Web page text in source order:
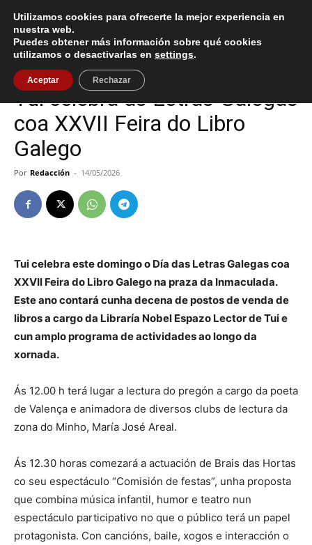
Inicio Tui
Tui
Tui celebra as Letras Galegas
coa XXVII Feira do Libro
Galego
Por Redacción - 14/05/2026
Tui celebra este domingo o Día das Letras Galegas coa
XXVII Feira do Libro Galego na praza da Inmaculada.
Este ano contará cunha decena de postos de venda de
libros a cargo da Libraría Nobel Espazo Lector de Tui e
cun amplo programa de actividades ao longo da
xornada.
Ás 12.00 h terá lugar a lectura do pregón a cargo da poeta
de Valença e animadora de diversos clubs de lectura da
zona do Minho, María José Areal.
Ás 12.30 horas comezará a actuación de Brais das Hortas
co seu espectáculo “Comisión de festas”, unha proposta
que combina música infantil, humor e teatro nun
espectáculo participativo no que o público terá un papel
protagonista. Con cancións, baile, xogos e interacción o
Utilizamos cookies para ofrecerte la mejor experiencia en
nuestra web.
Puedes obtener más información sobre qué cookies
utilizamos o desactivarlas en settings.
Aceptar Rechazar